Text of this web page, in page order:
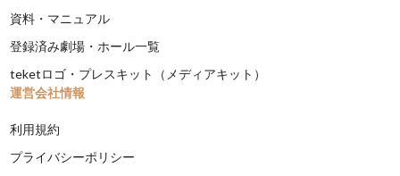
資料・マニュアル
登録済み劇場・ホール一覧
teketロゴ・プレスキット（メディアキット）
運営会社情報
利用規約
プライバシーポリシー